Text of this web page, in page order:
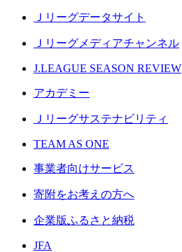
Ｊリーグデータサイト
Ｊリーグメディアチャンネル
J.LEAGUE SEASON REVIEW
アカデミー
Ｊリーグサステナビリティ
TEAM AS ONE
事業者向けサービス
寄附をお考えの方へ
企業版ふるさと納税
JFA